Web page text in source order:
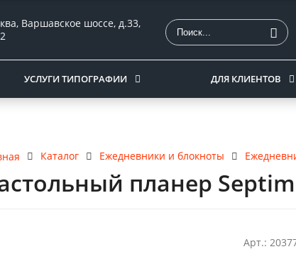
Варшавское шоссе, д.33,
УСЛУГИ ТИПОГРАФИИ ДЛЯ КЛИЕНТОВ
Каталог Ежедневники и блокноты
планер
Арт.: